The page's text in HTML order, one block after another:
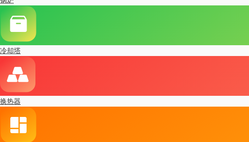
冷却塔
换热器